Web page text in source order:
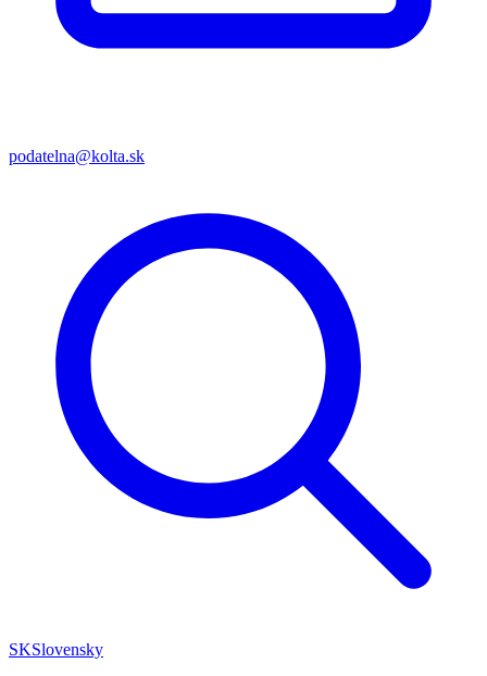
podatelna@kolta.sk
SKSlovensky